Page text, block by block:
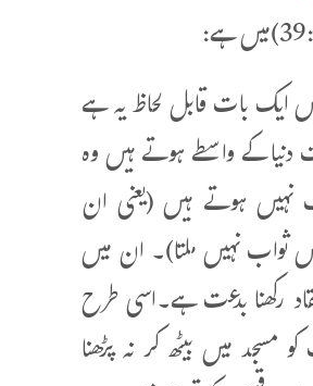
ایک بات قابل لحاظ یہ ہے
دنیا کے واسطے ہوتے ہیں وہ
ہوتے ہیں (یعنی ان
ثواب نہیں ملتا)۔ ان میں
رکھنا بدعت ہے۔اسی طرح
مسجد میں بیٹھ کر نہ پڑھنا